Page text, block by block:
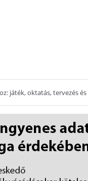
játék, oktatás, tervezés